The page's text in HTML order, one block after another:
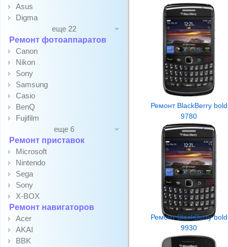
Asus
Digma
еще 22
Ремонт фотоаппаратов
Canon
Nikon
Sony
Samsung
Casio
BenQ
Fujifilm
еще 6
Ремонт приставок
Microsoft
Nintendo
Sega
Sony
X-BOX
Ремонт навигаторов
Acer
AKAI
BBK
Ремонт BlackBerry bold
9780
Ремонт BlackBerry bold
9930